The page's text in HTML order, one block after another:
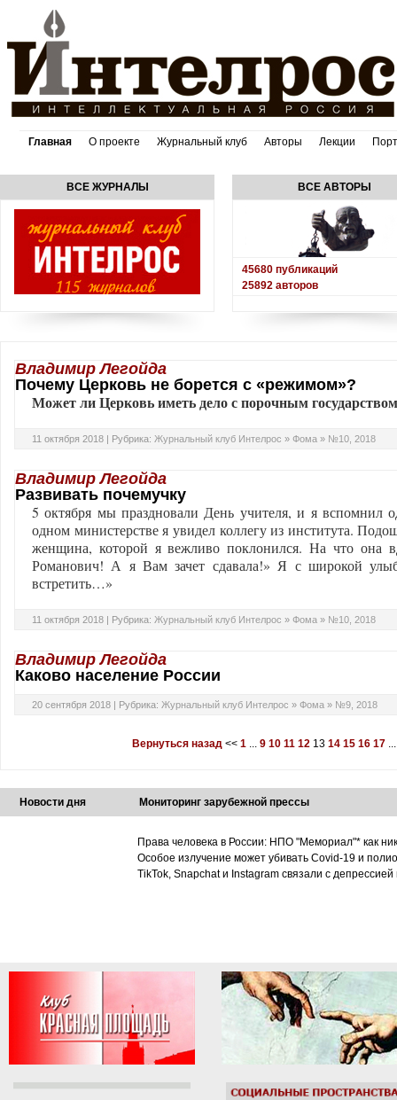
Главная О проекте Журнальный клуб Авторы Лекции
ВСЕ ЖУРНАЛЫ ВСЕ АВТОРЫ
45680 публикаций
25892 авторов
Владимир Легойда
Почему Церковь не борется с «режимом»?
Может ли Церковь иметь дело с порочным
11 октября 2018 | Рубрика: Журнальный клуб Интелрос » Фома » №10, 2018
Владимир Легойда
Развивать почемучку
5 октября мы праздновали День учителя, и я вспомнил
одном министерстве я увидел коллегу из института.
женщина, которой я вежливо поклонился. На что она
Романович! А я Вам зачет сдавала!» Я с широкой
встретить…»
11 октября 2018 | Рубрика: Журнальный клуб Интелрос » Фома » №10, 2018
Владимир Легойда
Каково население России
20 сентября 2018 | Рубрика: Журнальный клуб Интелрос » Фома » №9, 2018
Вернуться назад << 1 ... 9 10 11 12 13 14 15 16 17 ...
Новости дня Мониторинг зарубежной прессы
Права человека в России: НПО "Мемориал"* как
Особое излучение может убивать Covid-19 и
TikTok, Snapchat и Instagram связали с